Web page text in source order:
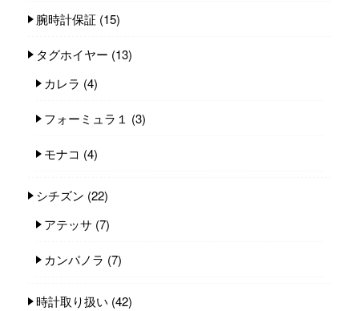
腕時計保証 (15)
タグホイヤー (13)
カレラ (4)
フォーミュラ１ (3)
モナコ (4)
シチズン (22)
アテッサ (7)
カンパノラ (7)
時計取り扱い (42)